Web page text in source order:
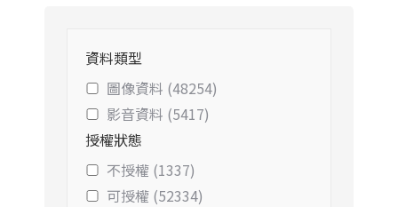
資料類型
圖像資料 (48254)
影音資料 (5417)
授權狀態
不授權 (1337)
可授權 (52334)